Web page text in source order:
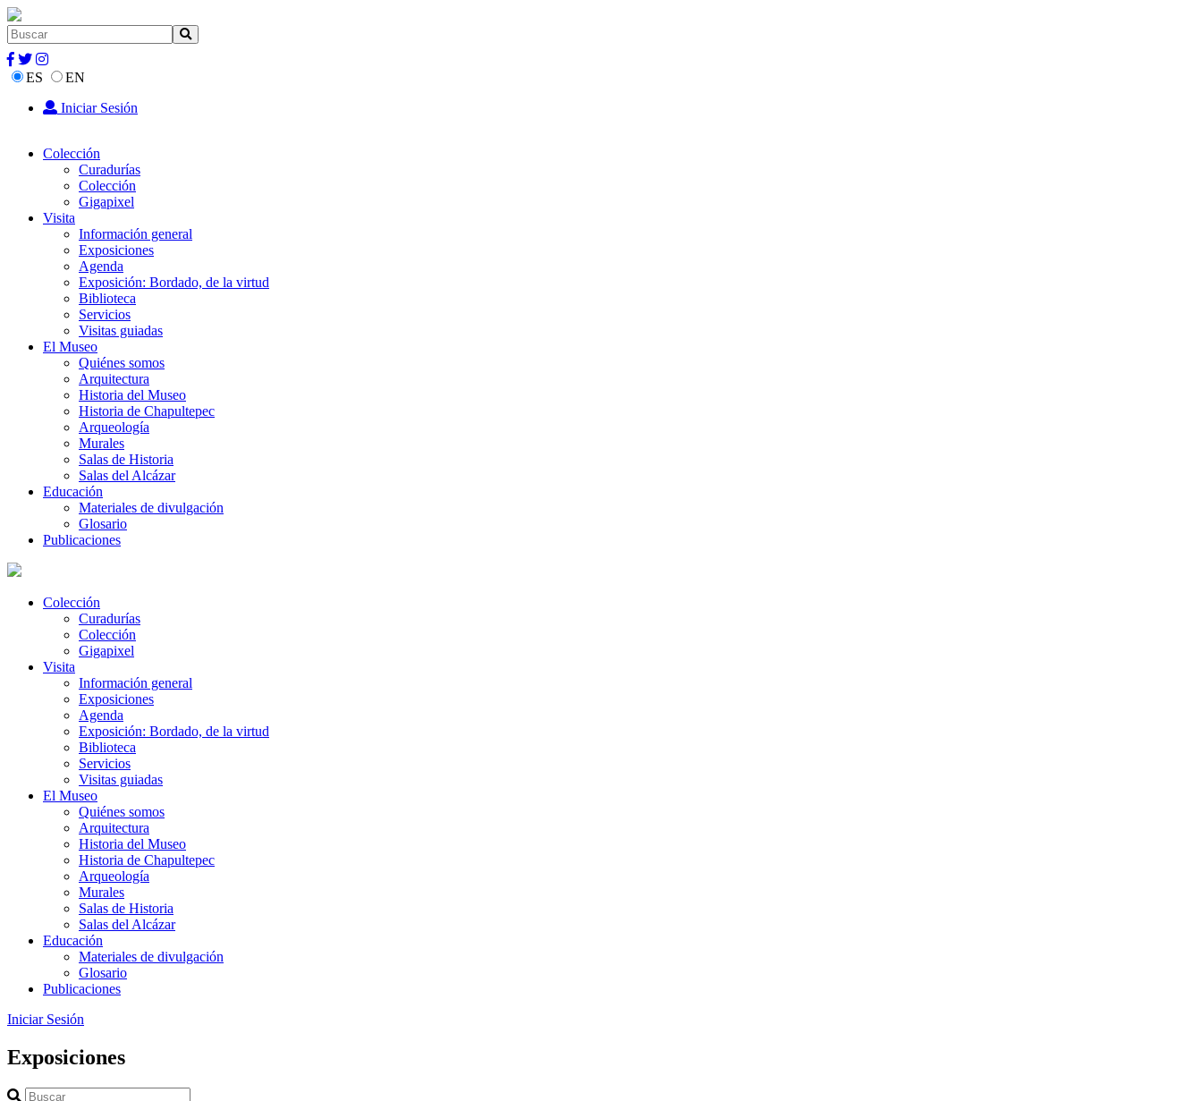
ES
EN
Iniciar Sesión
Colección
Curadurías
Colección
Gigapixel
Visita
Información general
Exposiciones
Agenda
Exposición: Bordado, de la virtud
Biblioteca
Servicios
Visitas guiadas
El Museo
Quiénes somos
Arquitectura
Historia del Museo
Historia de Chapultepec
Arqueología
Murales
Salas de Historia
Salas del Alcázar
Educación
Materiales de divulgación
Glosario
Publicaciones
Colección
Curadurías
Colección
Gigapixel
Visita
Información general
Exposiciones
Agenda
Exposición: Bordado, de la virtud
Biblioteca
Servicios
Visitas guiadas
El Museo
Quiénes somos
Arquitectura
Historia del Museo
Historia de Chapultepec
Arqueología
Murales
Salas de Historia
Salas del Alcázar
Educación
Materiales de divulgación
Glosario
Publicaciones
Iniciar Sesión
Exposiciones